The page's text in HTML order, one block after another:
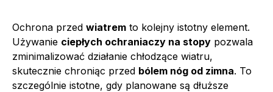
Ochrona przed wiatrem to kolejny istotny element.
Używanie ciepłych ochraniaczy na stopy pozwala
zminimalizować działanie chłodzące wiatru,
skutecznie chroniąc przed bólem nóg od zimna. To
szczególnie istotne, gdy planowane są dłuższe